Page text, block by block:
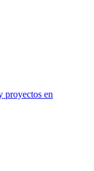
proyectos en